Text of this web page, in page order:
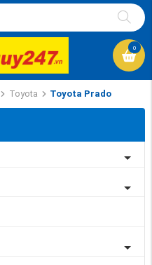
0
Toyota Toyota Prado